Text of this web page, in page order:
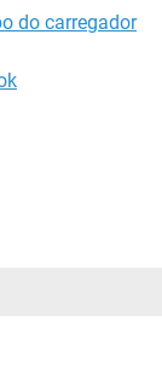
do carregador